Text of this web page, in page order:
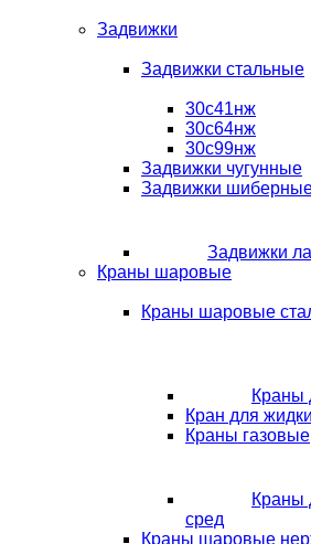
Задвижки
Задвижки стальные
30с41нж
30с64нж
30с99нж
Задвижки чугунные
Задвижки
Задвижки
Краны шаровые
Краны шаровые
Краны
Кран для
Краны газовые
Краны
сред
Краны шаровые